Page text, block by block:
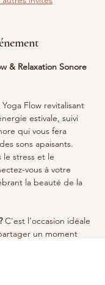
& Relaxation Sonore
Flow revitalisant
estivale, suivi
qui vous fera
sons apaisants.
le stress et le
vous à votre
la beauté de la
C'est l’occasion idéale
un moment